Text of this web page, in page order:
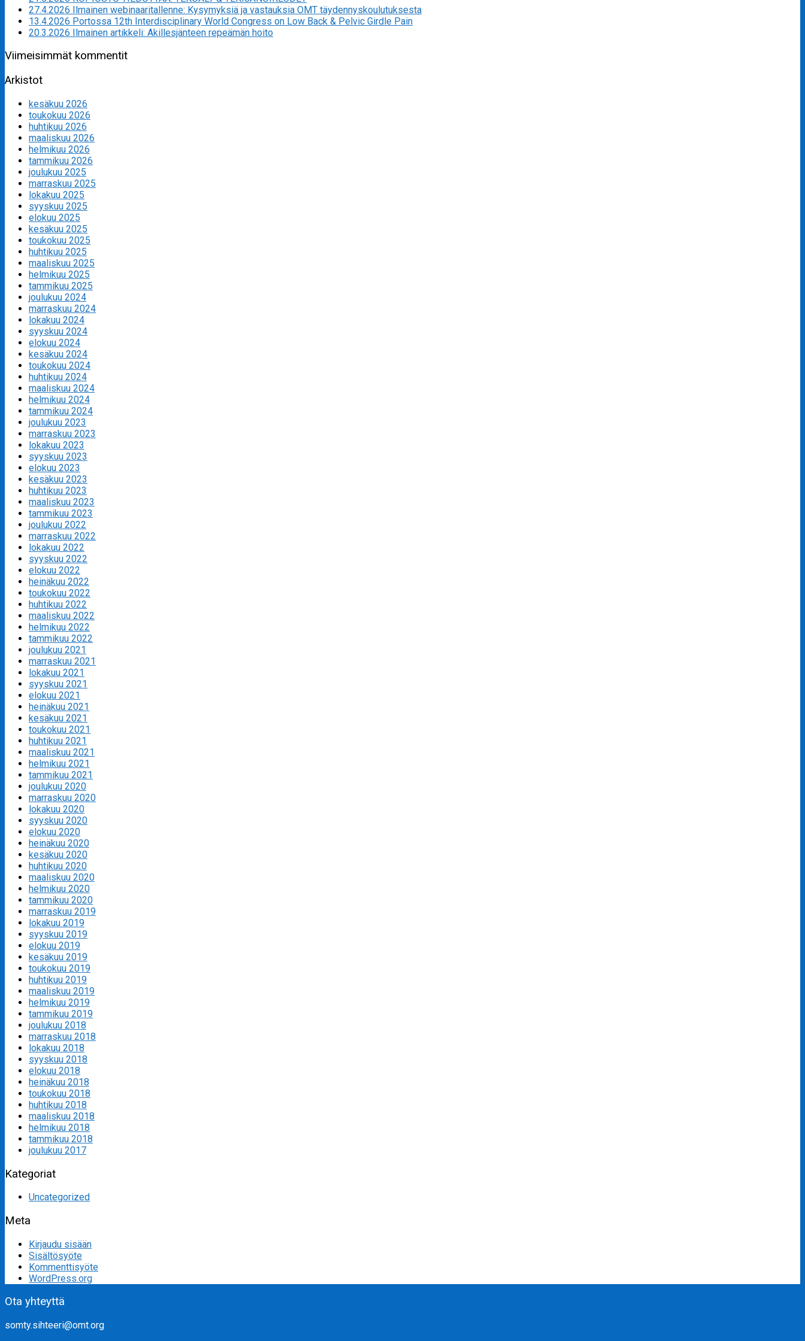
27.4.2026 Ilmainen webinaaritallenne: Kysymyksiä ja vastauksia OMT täydennyskoulutuksesta
13.4.2026 Portossa 12th Interdisciplinary World Congress on Low Back & Pelvic Girdle Pain
20.3.2026 Ilmainen artikkeli: Akillesjänteen repeämän hoito
Viimeisimmät kommentit
Arkistot
kesäkuu 2026
toukokuu 2026
huhtikuu 2026
maaliskuu 2026
helmikuu 2026
tammikuu 2026
joulukuu 2025
marraskuu 2025
lokakuu 2025
syyskuu 2025
elokuu 2025
kesäkuu 2025
toukokuu 2025
huhtikuu 2025
maaliskuu 2025
helmikuu 2025
tammikuu 2025
joulukuu 2024
marraskuu 2024
lokakuu 2024
syyskuu 2024
elokuu 2024
kesäkuu 2024
toukokuu 2024
huhtikuu 2024
maaliskuu 2024
helmikuu 2024
tammikuu 2024
joulukuu 2023
marraskuu 2023
lokakuu 2023
syyskuu 2023
elokuu 2023
kesäkuu 2023
huhtikuu 2023
maaliskuu 2023
tammikuu 2023
joulukuu 2022
marraskuu 2022
lokakuu 2022
syyskuu 2022
elokuu 2022
heinäkuu 2022
toukokuu 2022
huhtikuu 2022
maaliskuu 2022
helmikuu 2022
tammikuu 2022
joulukuu 2021
marraskuu 2021
lokakuu 2021
syyskuu 2021
elokuu 2021
heinäkuu 2021
kesäkuu 2021
toukokuu 2021
huhtikuu 2021
maaliskuu 2021
helmikuu 2021
tammikuu 2021
joulukuu 2020
marraskuu 2020
lokakuu 2020
syyskuu 2020
elokuu 2020
heinäkuu 2020
kesäkuu 2020
huhtikuu 2020
maaliskuu 2020
helmikuu 2020
tammikuu 2020
marraskuu 2019
lokakuu 2019
syyskuu 2019
elokuu 2019
kesäkuu 2019
toukokuu 2019
huhtikuu 2019
maaliskuu 2019
helmikuu 2019
tammikuu 2019
joulukuu 2018
marraskuu 2018
lokakuu 2018
syyskuu 2018
elokuu 2018
heinäkuu 2018
toukokuu 2018
huhtikuu 2018
maaliskuu 2018
helmikuu 2018
tammikuu 2018
joulukuu 2017
Kategoriat
Uncategorized
Meta
Kirjaudu sisään
Sisältösyöte
Kommenttisyöte
WordPress.org
Ota yhteyttä
somty.sihteeri@omt.org